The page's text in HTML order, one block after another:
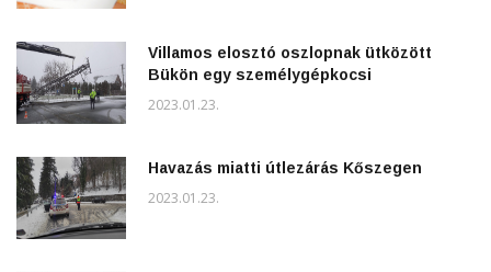
Villamos elosztó oszlopnak ütközött
Bükön egy személygépkocsi
2023.01.23.
Havazás miatti útlezárás Kőszegen
2023.01.23.